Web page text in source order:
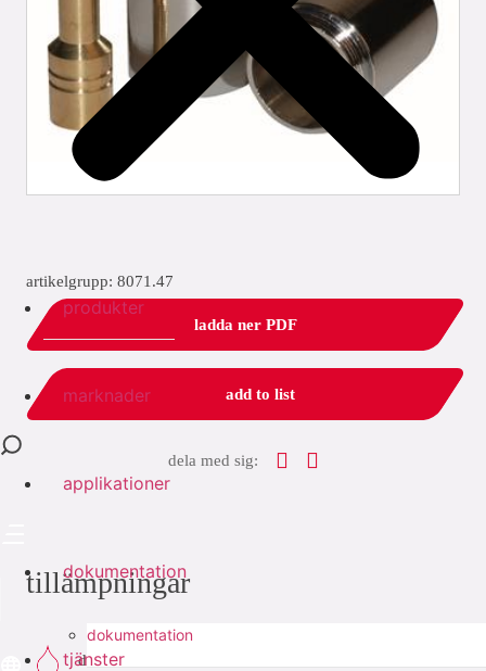
produkter
marknader
applikationer
dokumentation
dokumentation
tjänster
artikelgrupp: 8071.47
ladda ner PDF
add to list
dela med sig:
tillämpningar
dricksvatten